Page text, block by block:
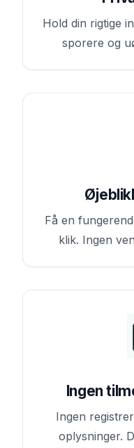
Hold din rigtige
sporere og
Få en
klik. Ingen
Ingen
Ingen
oplysninger.